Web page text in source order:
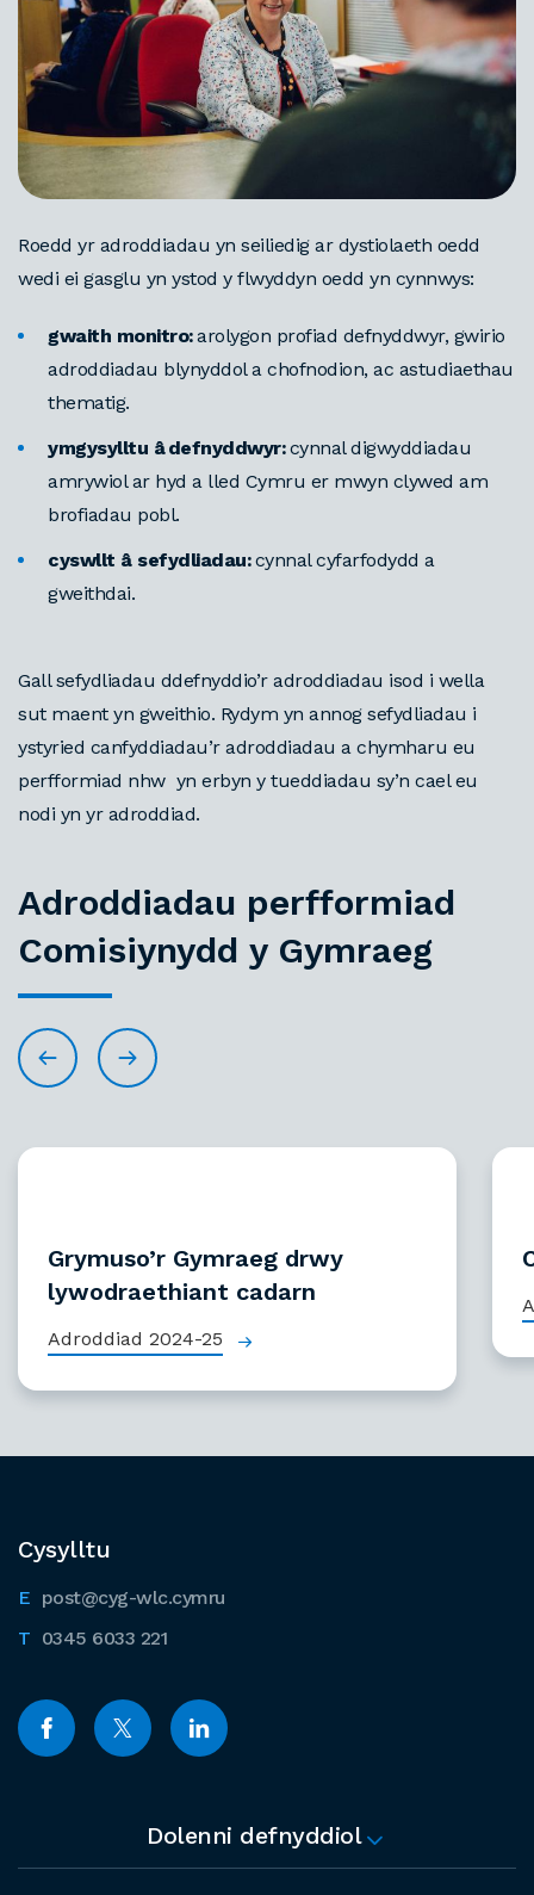
Roedd yr adroddiadau yn seiliedig ar dystiolaeth oedd
wedi ei gasglu yn ystod y flwyddyn oedd yn cynnwys:
gwaith monitro:arolygon profiad defnyddwyr, gwirio
adroddiadau blynyddol a chofnodion, ac astudiaethau
thematig.
ymgysylltu â defnyddwyr:cynnal digwyddiadau
amrywiol ar hyd a lled Cymru er mwyn clywed am
brofiadau pobl.
cyswllt â sefydliadau:cynnal cyfarfodydd a
gweithdai.
Gall sefydliadau ddefnyddio’r adroddiadau isod i wella
sut maent yn gweithio. Rydym yn annog sefydliadau i
ystyried canfyddiadau’r adroddiadau a chymharu eu
perfformiad nhw yn erbyn y tueddiadau sy’n cael eu
nodi yn yr adroddiad.
Adroddiadau perfformiad
Comisiynydd y Gymraeg
Grymuso’r Gymraeg drwy
lywodraethiant cadarn
Adroddiad 2024-25
Cysylltu
post@cyg-wlc.cymru
0345 6033 221
Dolenni defnyddiol